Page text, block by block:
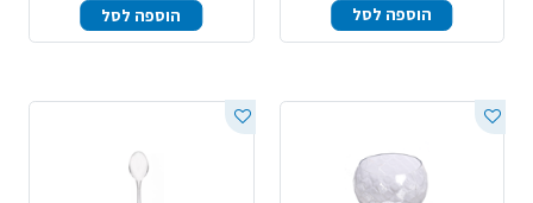
הוספה לסל
הוספה לסל